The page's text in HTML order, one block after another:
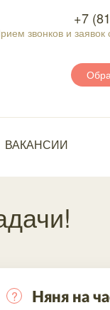
+7
звонков и
ВАКАНСИИ
Няня на
?